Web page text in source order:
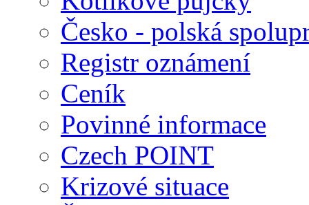
Česko - polská
Registr oznámení
Ceník
Povinné informace
Czech POINT
Krizové situace